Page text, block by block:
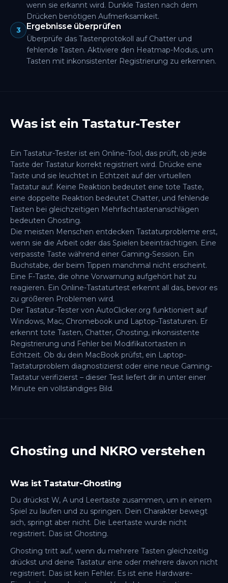
wenn sie erkannt wird. Dunkle Tasten nach dem
Drücken benötigen Aufmerksamkeit.
3
Ergebnisse überprüfen
Überprüfe das Tastenprotokoll auf Chatter und
fehlende Tasten. Aktiviere den Heatmap-Modus, um
Tasten mit inkonsistenter Registrierung zu erkennen.
Was ist ein Tastatur-Tester
Ein Tastatur-Tester ist ein Online-Tool, das prüft, ob jede
Taste der Tastatur korrekt registriert wird. Drücke eine
Taste und sie leuchtet in Echtzeit auf der virtuellen
Tastatur auf. Keine Reaktion bedeutet eine tote Taste,
eine doppelte Reaktion bedeutet Chatter, und fehlende
Tasten bei gleichzeitigen Mehrfachtastenanschlägen
bedeuten Ghosting.
Die meisten Menschen entdecken Tastaturprobleme erst,
wenn sie die Arbeit oder das Spielen beeinträchtigen. Eine
verpasste Taste während einer Gaming-Session. Ein
Buchstabe, der beim Tippen manchmal nicht erscheint.
Eine F-Taste, die ohne Vorwarnung aufgehört hat zu
reagieren. Ein Online-Tastaturtest erkennt all das, bevor es
zu größeren Problemen wird.
Der Tastatur-Tester von AutoClicker.org funktioniert auf
Windows, Mac, Chromebook und Laptop-Tastaturen. Er
erkennt tote Tasten, Chatter, Ghosting, inkonsistente
Registrierung und Fehler bei Modifikatortasten in
Echtzeit. Ob du dein MacBook prüfst, ein Laptop-
Tastaturproblem diagnostizierst oder eine neue Gaming-
Tastatur verifizierst – dieser Test liefert dir in unter einer
Minute ein vollständiges Bild.
Ghosting und NKRO verstehen
Was ist Tastatur-Ghosting
Du drückst W, A und Leertaste zusammen, um in einem
Spiel zu laufen und zu springen. Dein Charakter bewegt
sich, springt aber nicht. Die Leertaste wurde nicht
registriert. Das ist Ghosting.
Ghosting tritt auf, wenn du mehrere Tasten gleichzeitig
drückst und deine Tastatur eine oder mehrere davon nicht
registriert. Das ist kein Fehler. Es ist eine Hardware-